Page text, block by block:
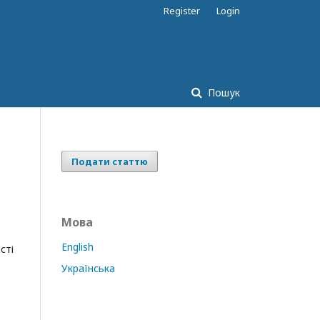
Пошук
Register Login
Подати статтю
Мова
English
Українська